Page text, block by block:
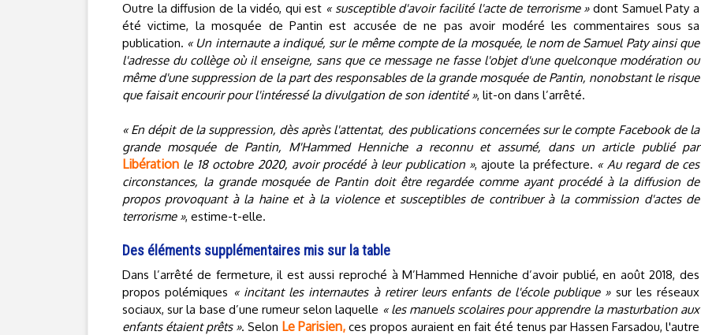
Outre la diffusion de la vidéo, qui est « susceptible d'avoir facilité l'acte de terrorisme »dont Samuel Paty a
été victime, la mosquée de Pantin est accusée de ne pas avoir modéré les commentaires sous sa
publication. « Un internaute a indiqué, sur le même compte de la mosquée, le nom de Samuel Paty ainsi que
l'adresse du collège où il enseigne, sans que ce message ne fasse l'objet d'une quelconque modération ou
même d'une suppression de la part des responsables de la grande mosquée de Pantin, nonobstant le risque
que faisait encourir pour l'intéressé la divulgation de son identité », lit-on dans l’arrêté.
« En dépit de la suppression, dès après l'attentat, des publications concernées sur le compte Facebook de la
grande mosquée de Pantin, M'Hammed Henniche a reconnu et assumé, dans un article publié par
Libération le 18 octobre 2020, avoir procédé à leur publication », ajoute la préfecture. « Au regard de ces
circonstances, la grande mosquée de Pantin doit être regardée comme ayant procédé à la diffusion de
propos provoquant à la haine et à la violence et susceptibles de contribuer à la commission d'actes de
terrorisme », estime-t-elle.
Des éléments supplémentaires mis sur la table
Dans l’arrêté de fermeture, il est aussi reproché à M’Hammed Henniche d’avoir publié, en août 2018, des
propos polémiques « incitant les internautes à retirer leurs enfants de l'école publique »sur les réseaux
sociaux, sur la base d’une rumeur selon laquelle « les manuels scolaires pour apprendre la masturbation aux
enfants étaient prêts ». Selon Le Parisien, ces propos auraient en fait été tenus par Hassen Farsadou, l'autre